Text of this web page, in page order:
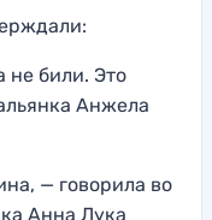
не били. Это
Анжела
— говорила во
Анна Лука